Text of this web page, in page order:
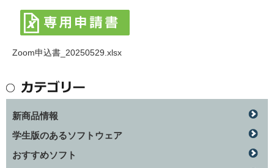
Zoom申込書_20250529.xlsx
新商品情報
学生版のあるソフトウェア
おすすめソフト